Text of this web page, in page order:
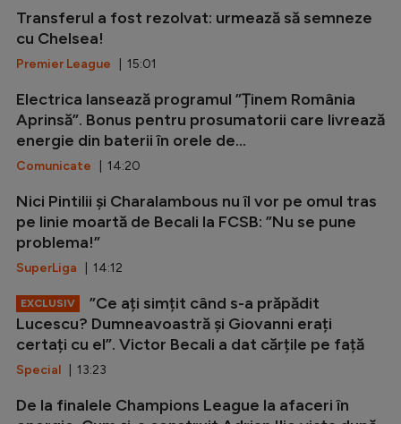
Transferul a fost rezolvat: urmează să semneze
cu Chelsea!
Premier League | 15:01
Electrica lansează programul ”Ținem România
Aprinsă”. Bonus pentru prosumatorii care livrează
energie din baterii în orele de...
Comunicate | 14:20
Nici Pintilii și Charalambous nu îl vor pe omul tras
pe linie moartă de Becali la FCSB: ”Nu se pune
problema!”
SuperLiga | 14:12
EXCLUSIV
”Ce ați simțit când s-a prăpădit
Lucescu? Dumneavoastră și Giovanni erați
certați cu el”. Victor Becali a dat cărțile pe față
Special | 13:23
De la finalele Champions League la afaceri în